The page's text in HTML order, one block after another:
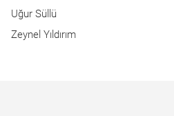
Uğur Süllü
Zeynel Yıldırım